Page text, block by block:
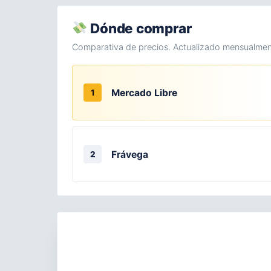
Dónde comprar
Comparativa de precios. Actualizado
1 Mercado Libre
2 Frávega